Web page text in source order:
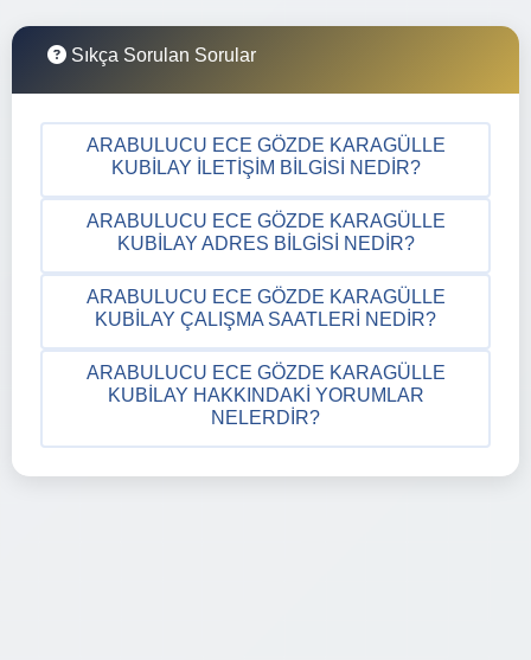
Sıkça Sorulan Sorular
ARABULUCU ECE GÖZDE KARAGÜLLE
KUBILAY İLETIŞIM BILGISI NEDIR?
ARABULUCU ECE GÖZDE KARAGÜLLE
KUBILAY ADRES BILGISI NEDIR?
ARABULUCU ECE GÖZDE KARAGÜLLE
KUBILAY ÇALIŞMA SAATLERI NEDIR?
ARABULUCU ECE GÖZDE KARAGÜLLE
KUBILAY HAKKINDAKI YORUMLAR
NELERDIR?